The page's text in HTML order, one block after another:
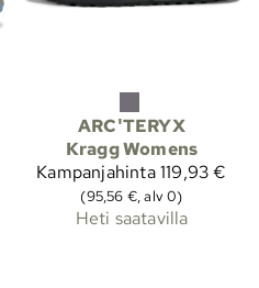
ARC'TERYX
Kragg Womens
Kampanjahinta119,93 €
(95,56 €, alv 0)
Heti saatavilla